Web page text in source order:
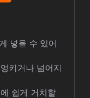
넣을 수 있어
키거나 넘어지
쉽게 거치할